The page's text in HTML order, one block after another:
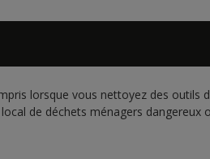
lorsque vous nettoyez des outils
de déchets ménagers dangereux